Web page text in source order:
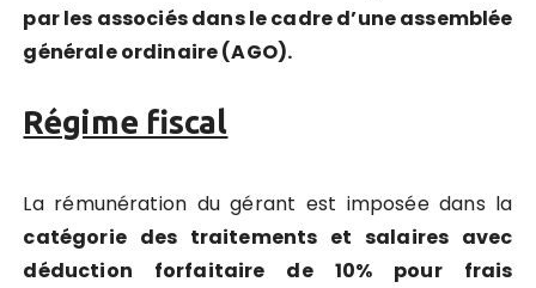
par les associés dans le cadre d’une assemblée
générale ordinaire (AGO).
Régime fiscal
La rémunération du gérant est imposée dans la
catégorie des traitements et salaires avec
déduction forfaitaire de 10% pour frais